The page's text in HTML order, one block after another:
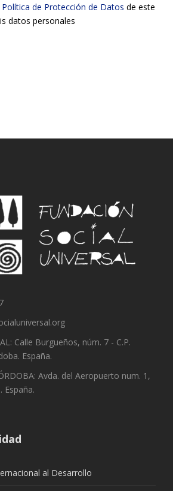
Política de Protección de Datos de este
datos personales
Calle Burgueños, núm. 7 - C.P.
España.
Avda. del Aeropuerto num. 1,
España.
al Desarrollo